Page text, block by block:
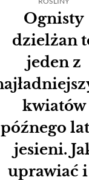
Ognisty
dzielżan
jeden z
kwiatów
późnego
jesieni.
uprawiać